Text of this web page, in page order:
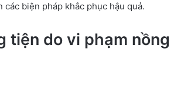
biện pháp khắc phục hậu quả.
tiện do vi phạm nồng